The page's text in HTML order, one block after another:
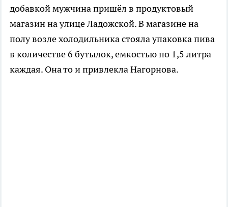
добавкой мужчина пришёл в продуктовый
магазин на улице Ладожской. В магазине на
полу возле холодильника стояла упаковка пива
в количестве 6 бутылок, емкостью по 1,5 литра
каждая. Она то и привлекла Нагорнова.